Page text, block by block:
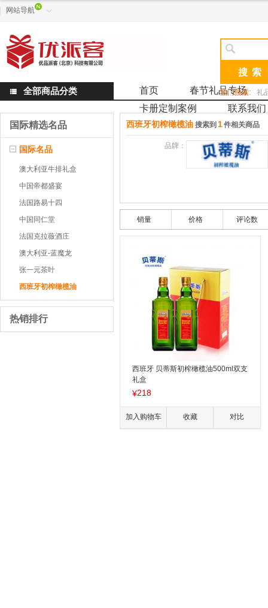
网站导航 

热门搜索: 礼
 全部商品分类 首页
春节礼品专场
卡册定制案例
联系我们
国际精选名品
国际名品
澳大利亚牛排礼盒
中国帝都盛宴
法国路易十四
中国同仁堂
法国克拉薇酒庄
澳大利亚-蓝魔龙
张一元茶叶
西班牙初榨橄榄油
热销排行
西班牙初榨橄榄油 搜索到 1件相关商品
品牌：
销量 价格 评论数
西班牙 贝蒂斯初榨橄榄油500ml双支
礼盒
¥218
加入购物车 收藏 对比